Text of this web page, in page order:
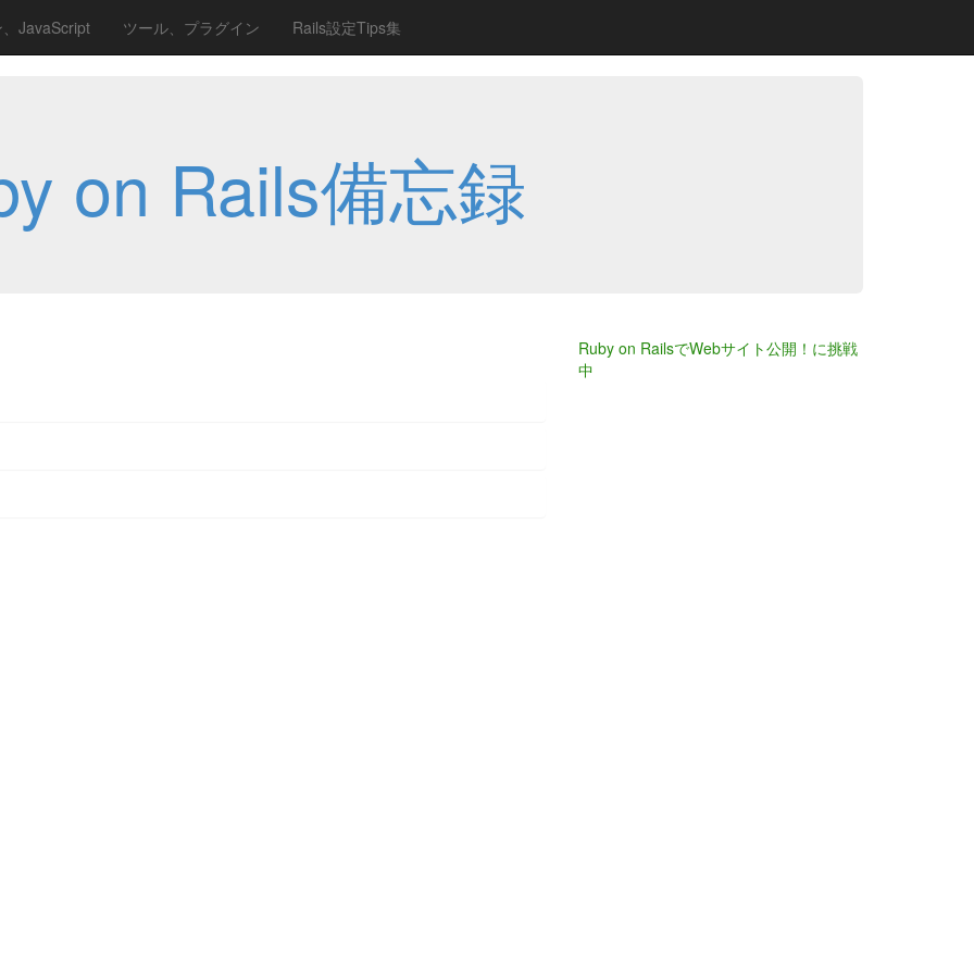
JavaScript ツール、プラグイン Rails設定Tips集
on Rails備忘録
Ruby on RailsでWebサイト公開！に挑戦
中